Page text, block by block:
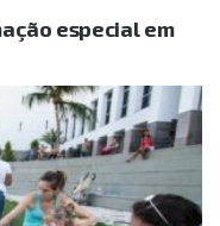
especial em